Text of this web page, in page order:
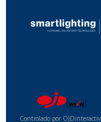
Controlado por